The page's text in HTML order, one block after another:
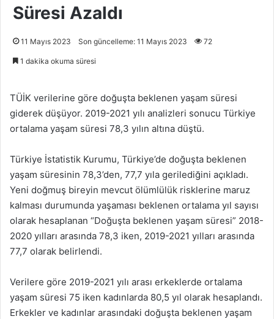
Süresi Azaldı
11 Mayıs 2023 Son güncelleme: 11 Mayıs 2023 72
1 dakika okuma süresi
TÜİK verilerine göre doğuşta beklenen yaşam süresi
giderek düşüyor. 2019-2021 yılı analizleri sonucu Türkiye
ortalama yaşam süresi 78,3 yılın altına düştü.
Türkiye İstatistik Kurumu, Türkiye’de doğuşta beklenen
yaşam süresinin 78,3’den, 77,7 yıla gerilediğini açıkladı.
Yeni doğmuş bireyin mevcut ölümlülük risklerine maruz
kalması durumunda yaşaması beklenen ortalama yıl sayısı
olarak hesaplanan “Doğuşta beklenen yaşam süresi” 2018-
2020 yılları arasında 78,3 iken, 2019-2021 yılları arasında
77,7 olarak belirlendi.
Verilere göre 2019-2021 yılı arası erkeklerde ortalama
yaşam süresi 75 iken kadınlarda 80,5 yıl olarak hesaplandı.
Erkekler ve kadınlar arasındaki doğuşta beklenen yaşam